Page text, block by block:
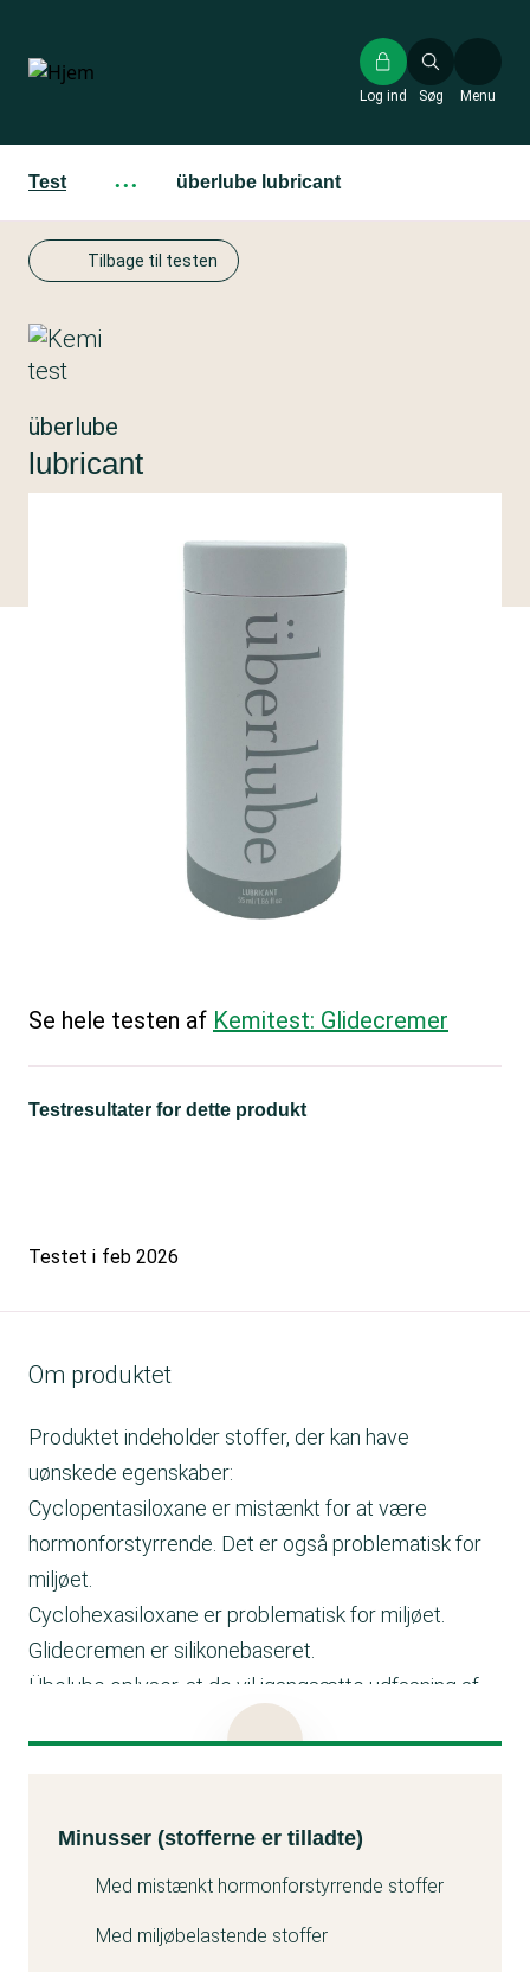
hovedindhold
Søg
Log ind Menu
Test ··· überlube lubricant
Tilbage til testen
überlube
lubricant
Se hele testen af Kemitest: Glidecremer
Testresultater for dette produkt
Testet i feb 2026
Om produktet
Produktet indeholder stoffer, der kan have
uønskede egenskaber:
Cyclopentasiloxane er mistænkt for at være
hormonforstyrrende. Det er også problematisk for
miljøet.
Cyclohexasiloxane er problematisk for miljøet.
Glidecremen er silikonebaseret.
Übelube oplyser, at de vil igangsætte udfasning af
Cyclopentasiloxane og Cyclohexasiloxane.
Minusser (stofferne er tilladte)
Med mistænkt hormonforstyrrende stoffer
Med miljøbelastende stoffer